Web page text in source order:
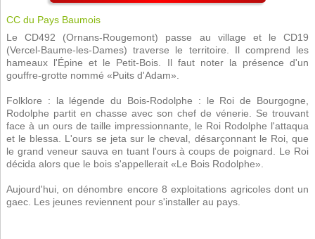
CC du Pays Baumois
Le CD492 (Ornans-Rougemont) passe au village et le CD19
(Vercel-Baume-les-Dames) traverse le territoire. Il comprend les
hameaux l'Épine et le Petit-Bois. Il faut noter la présence d'un
gouffre-grotte nommé «Puits d'Adam».
Folklore : la légende du Bois-Rodolphe : le Roi de Bourgogne,
Rodolphe partit en chasse avec son chef de vénerie. Se trouvant
face à un ours de taille impressionnante, le Roi Rodolphe l'attaqua
et le blessa. L'ours se jeta sur le cheval, désarçonnant le Roi, que
le grand veneur sauva en tuant l'ours à coups de poignard. Le Roi
décida alors que le bois s'appellerait «Le Bois Rodolphe».
Aujourd'hui, on dénombre encore 8 exploitations agricoles dont un
gaec. Les jeunes reviennent pour s'installer au pays.